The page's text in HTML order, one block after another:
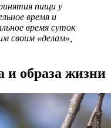
пищи у
время и
время суток
своим «делам»,
и образа жизни